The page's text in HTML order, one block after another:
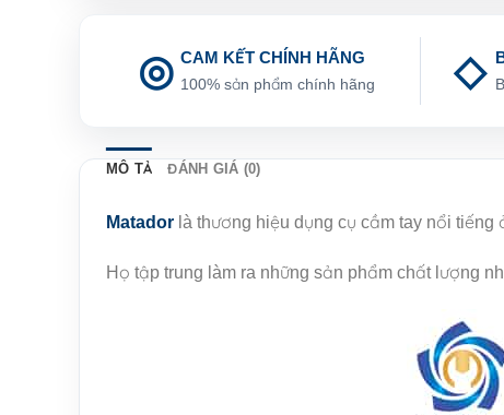
CAM KẾT CHÍNH HÃNG
100% sản phẩm chính hãng
MÔ TẢ ĐÁNH GIÁ (0)
Matador là thương hiệu dụng cụ cầm tay nổi
Họ tập trung làm ra những sản phẩm chất lượng